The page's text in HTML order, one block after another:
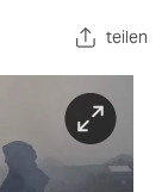
teilen